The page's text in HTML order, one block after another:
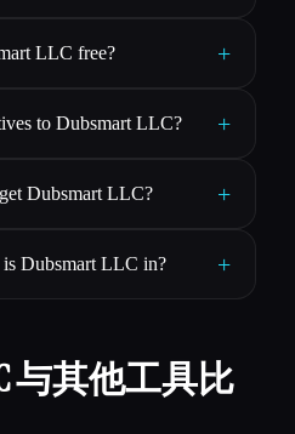
LLC free? +
to Dubsmart LLC? +
Dubsmart LLC? +
is Dubsmart LLC in? +
与其他工具比